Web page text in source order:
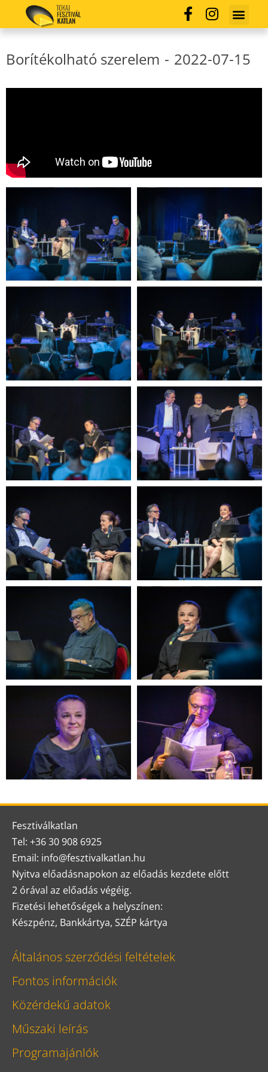
Borítékolható szerelem - 2022-07-15
Fesztiválkatlan
Tel: +36 30 908 6925
Email: info@fesztivalkatlan.hu
Nyitva előadásnapokon az előadás kezdete előtt
2 órával az előadás végéig.
Fizetési lehetőségek a helyszínen:
Készpénz, Bankkártya, SZÉP kártya
Általános szerződési feltételek
Fontos információk
Közérdekű adatok
Műszaki leírás
Programajánlók